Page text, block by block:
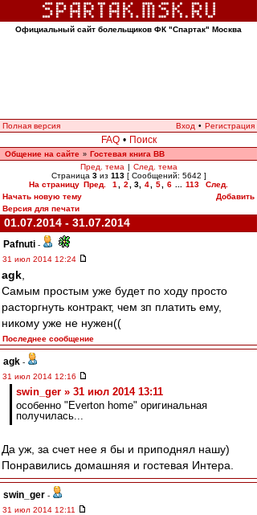
Официальный сайт болельщиков ФК "Спартак" Москва
Полная версия Вход • Регистрация
FAQ • Поиск
Общение на сайте » Гостевая книга ВВ
Пред. тема | След. тема
Страница 3из 113[ Сообщений: 5642 ]
На страницу Пред. 1 2 3 4 5 6 113
След.
Начать новую тему
Добавить
Версия для печати
01.07.2014 - 31.07.2014
Pafnuti -
31 июл 2014 12:24
agk
Самым простым уже будет по ходу просто
расторгнуть контракт, чем зп платить ему,
никому уже не нужен((
Последнее сообщение
agk -
31 июл 2014 12:16
swin_ger » 31 июл 2014 13:11
особенно "Everton home" оригинальная
получилась...
Да уж, за счет нее я бы и приподнял нашу)
Понравились домашняя и гостевая Интера.
swin_ger -
31 июл 2014 12:11